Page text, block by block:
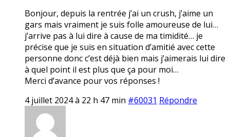
Bonjour, depuis la rentrée j’ai un crush, j’aime un
gars mais vraiment je suis folle amoureuse de lui…
j’arrive pas à lui dire à cause de ma timidité… je
précise que je suis en situation d’amitié avec cette
personne donc c’est déjà bien mais j’aimerais lui dire
à quel point il est plus que ça pour moi…
Merci d’avance pour vos réponses !
4 juillet 2024 à 22 h 47 min #60031 Répondre